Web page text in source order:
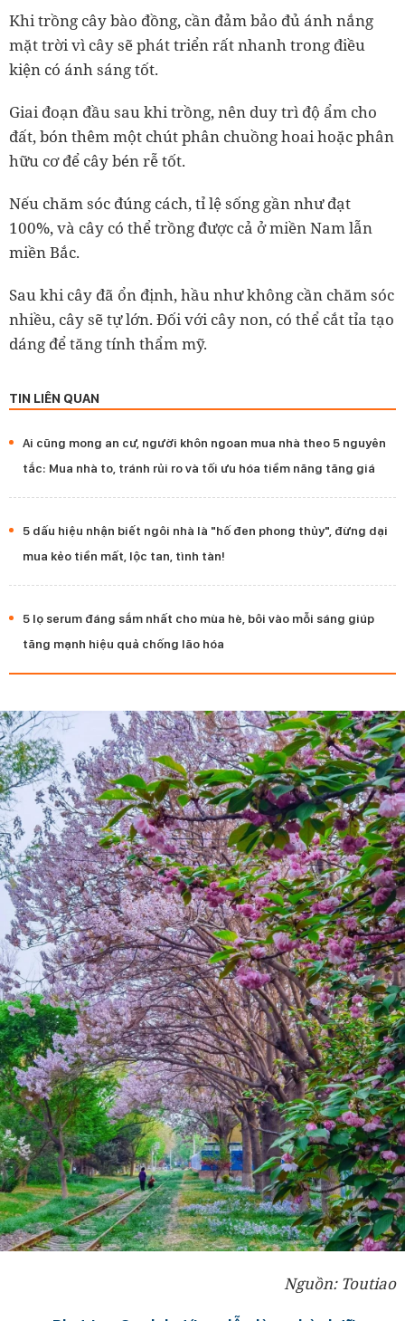
Khi trồng cây bào đồng, cần đảm bảo đủ ánh nắng
mặt trời vì cây sẽ phát triển rất nhanh trong điều
kiện có ánh sáng tốt.
Giai đoạn đầu sau khi trồng, nên duy trì độ ẩm cho
đất, bón thêm một chút phân chuồng hoai hoặc phân
hữu cơ để cây bén rễ tốt.
Nếu chăm sóc đúng cách, tỉ lệ sống gần như đạt
100%, và cây có thể trồng được cả ở miền Nam lẫn
miền Bắc.
Sau khi cây đã ổn định, hầu như không cần chăm sóc
nhiều, cây sẽ tự lớn. Đối với cây non, có thể cắt tỉa tạo
dáng để tăng tính thẩm mỹ.
TIN LIÊN QUAN
Ai cũng mong an cư, người khôn ngoan mua nhà theo 5 nguyên
tắc: Mua nhà to, tránh rủi ro và tối ưu hóa tiềm năng tăng giá
5 dấu hiệu nhận biết ngôi nhà là "hố đen phong thủy", đừng dại
mua kẻo tiền mất, lộc tan, tình tàn!
5 lọ serum đáng sắm nhất cho mùa hè, bôi vào mỗi sáng giúp
tăng mạnh hiệu quả chống lão hóa
Nguồn: Toutiao